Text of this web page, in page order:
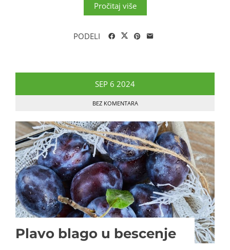
Pročitaj više
PODELI
SEP 6 2024
BEZ KOMENTARA
Plavo blago u bescenje